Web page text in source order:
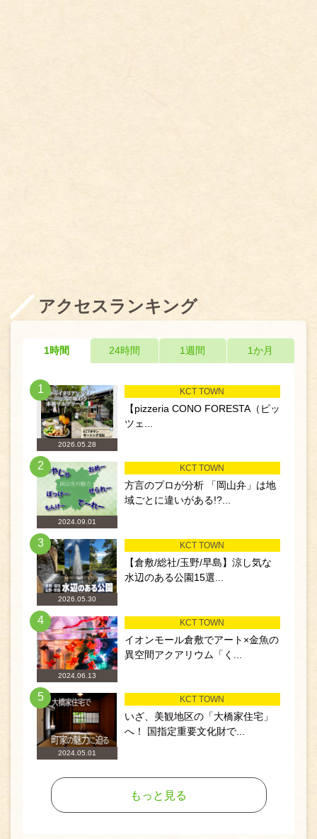
アクセスランキング
1時間 24時間 1週間 1か月
1
2026.05.28
KCT TOWN
【pizzeria CONO FORESTA（ピッ
ツェ...
2
2024.09.01
KCT TOWN
方言のプロが分析 「岡山弁」は地
域ごとに違いがある!?...
3
2026.05.30
KCT TOWN
【倉敷/総社/玉野/早島】涼し気な
水辺のある公園15選...
4
2024.06.13
KCT TOWN
イオンモール倉敷でアート×金魚の
異空間アクアリウム「く...
5
2024.05.01
KCT TOWN
いざ、美観地区の「大橋家住宅」
へ！ 国指定重要文化財で...
もっと見る